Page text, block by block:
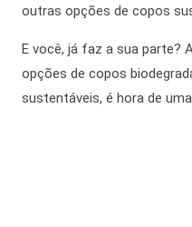
outras opções de copos
E você, já faz a sua parte?
opções de copos
sustentáveis, é hora de